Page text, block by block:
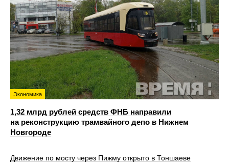
Экономика
1,32 млрд рублей средств ФНБ направили
на реконструкцию трамвайного депо в Нижнем
Новгороде
Движение по мосту через Пижму открыто в Тоншаеве